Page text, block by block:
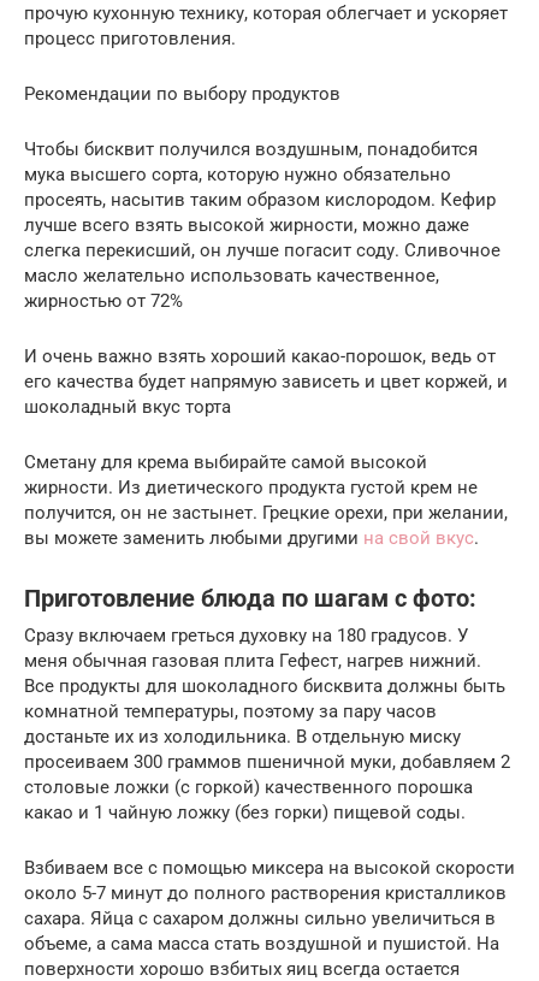
прочую кухонную технику, которая облегчает и ускоряет
процесс приготовления.
Рекомендации по выбору продуктов
Чтобы бисквит получился воздушным, понадобится
мука высшего сорта, которую нужно обязательно
просеять, насытив таким образом кислородом. Кефир
лучше всего взять высокой жирности, можно даже
слегка перекисший, он лучше погасит соду. Сливочное
масло желательно использовать качественное,
жирностью от 72%
И очень важно взять хороший какао-порошок, ведь от
его качества будет напрямую зависеть и цвет коржей, и
шоколадный вкус торта
Сметану для крема выбирайте самой высокой
жирности. Из диетического продукта густой крем не
получится, он не застынет. Грецкие орехи, при желании,
вы можете заменить любыми другими на свой вкус.
Приготовление блюда по шагам с фото:
Сразу включаем греться духовку на 180 градусов. У
меня обычная газовая плита Гефест, нагрев нижний.
Все продукты для шоколадного бисквита должны быть
комнатной температуры, поэтому за пару часов
достаньте их из холодильника. В отдельную миску
просеиваем 300 граммов пшеничной муки, добавляем 2
столовые ложки (с горкой) качественного порошка
какао и 1 чайную ложку (без горки) пищевой соды.
Взбиваем все с помощью миксера на высокой скорости
около 5-7 минут до полного растворения кристалликов
сахара. Яйца с сахаром должны сильно увеличиться в
объеме, а сама масса стать воздушной и пушистой. На
поверхности хорошо взбитых яиц всегда остается